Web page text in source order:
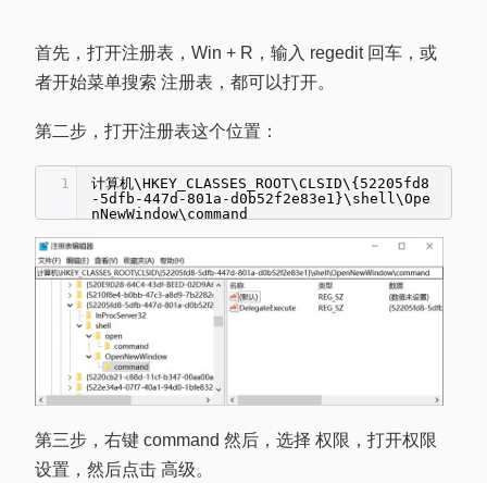
首先，打开注册表，Win + R，输入 regedit 回车，或
者开始菜单搜索 注册表，都可以打开。
第二步，打开注册表这个位置：
1
计算机\HKEY_CLASSES_ROOT\CLSID\{52205fd8
-5dfb-447d-801a-d0b52f2e83e1}\shell\Ope
nNewWindow\command
第三步，右键 command 然后，选择 权限，打开权限
设置，然后点击 高级。